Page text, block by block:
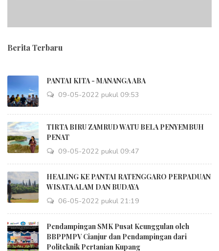
Berita Terbaru
PANTAI KITA - MANANGA ABA
09-05-2022 pukul 09:53
TIRTA BIRU ZAMRUD WATU BELA PENYEMBUH
PENAT
09-05-2022 pukul 09:47
HEALING KE PANTAI RATENGGARO PERPADUAN
WISATA ALAM DAN BUDAYA
06-05-2022 pukul 21:19
Pendampingan SMK Pusat Keunggulan oleh
BBPPMPV Cianjur dan Pendampingan dari
Politeknik Pertanian Kupang